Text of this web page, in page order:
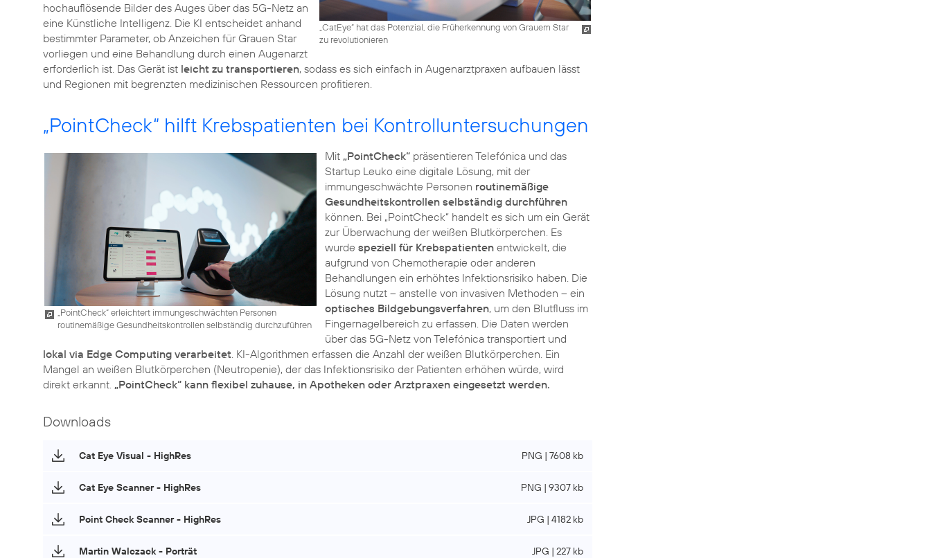
„CatEye“ hat das Potenzial, die Früherkennung von Grauem Star
zu revolutionieren
hochauflösende Bilder des Auges über das 5G-Netz an
eine Künstliche Intelligenz. Die KI entscheidet anhand
bestimmter Parameter, ob Anzeichen für Grauen Star
vorliegen und eine Behandlung durch einen Augenarzt
erforderlich ist. Das Gerät ist leicht zu transportieren, sodass es sich einfach in Augenarztpraxen aufbauen lässt
und Regionen mit begrenzten medizinischen Ressourcen profitieren.
„PointCheck“ hilft Krebspatienten bei Kontrolluntersuchungen
„PointCheck“ erleichtert immungeschwächten Personen
routinemäßige Gesundheitskontrollen selbständig durchzuführen
Mit „PointCheck“präsentieren Telefónica und das
Startup Leuko eine digitale Lösung, mit der
immungeschwächte Personen routinemäßige
Gesundheitskontrollen selbständig durchführen
können. Bei „PointCheck“ handelt es sich um ein Gerät
zur Überwachung der weißen Blutkörperchen. Es
wurde speziell für Krebspatientenentwickelt, die
aufgrund von Chemotherapie oder anderen
Behandlungen ein erhöhtes Infektionsrisiko haben. Die
Lösung nutzt – anstelle von invasiven Methoden – ein
optisches Bildgebungsverfahren, um den Blutfluss im
Fingernagelbereich zu erfassen. Die Daten werden
über das 5G-Netz von Telefónica transportiert und
lokal via Edge Computing verarbeitet. KI-Algorithmen erfassen die Anzahl der weißen Blutkörperchen. Ein
Mangel an weißen Blutkörperchen (Neutropenie), der das Infektionsrisiko der Patienten erhöhen würde, wird
direkt erkannt. „PointCheck“ kann flexibel zuhause, in Apotheken oder Arztpraxen eingesetzt werden.
Downloads
Cat Eye Visual - HighRes PNG | 7608 kb
Cat Eye Scanner - HighRes PNG | 9307 kb
Point Check Scanner - HighRes JPG | 4182 kb
Martin Walczack - Porträt JPG | 227 kb